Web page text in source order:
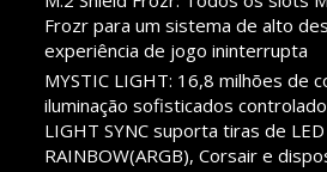
Frozr para um sistema de alto
experiência de jogo ininterrupta
MYSTIC LIGHT: 16,8 milhões de
iluminação sofisticados
LIGHT SYNC suporta tiras de LED
RAINBOW(ARGB), Corsair e